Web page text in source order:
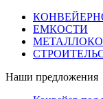
ЕМКОСТИ
Наши предложения